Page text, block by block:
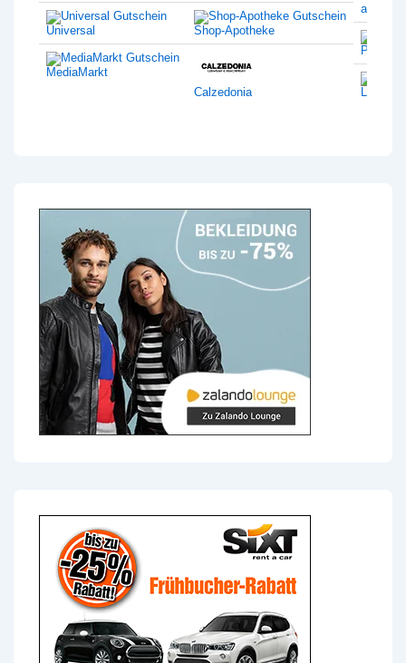
Universal
MediaMarkt
Shop-Apotheke
Calzedonia
amazon
Philips